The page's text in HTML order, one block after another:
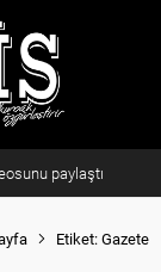
paylaştı
Etiket: Gazete